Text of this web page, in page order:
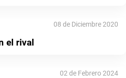
08 de Diciembre 2020
el rival
02 de Febrero 2024